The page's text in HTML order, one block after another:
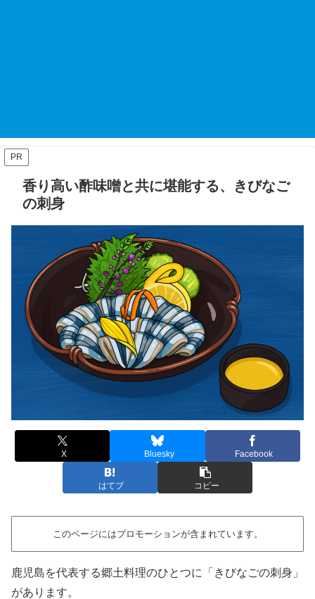
PR
香り高い酢味噌と共に堪能する、きびなご
の刺身
X Bluesky Facebook
はてブ コピー
このページにはプロモーションが含まれています。
鹿児島を代表する郷土料理のひとつに「きびなごの刺身」
があります。